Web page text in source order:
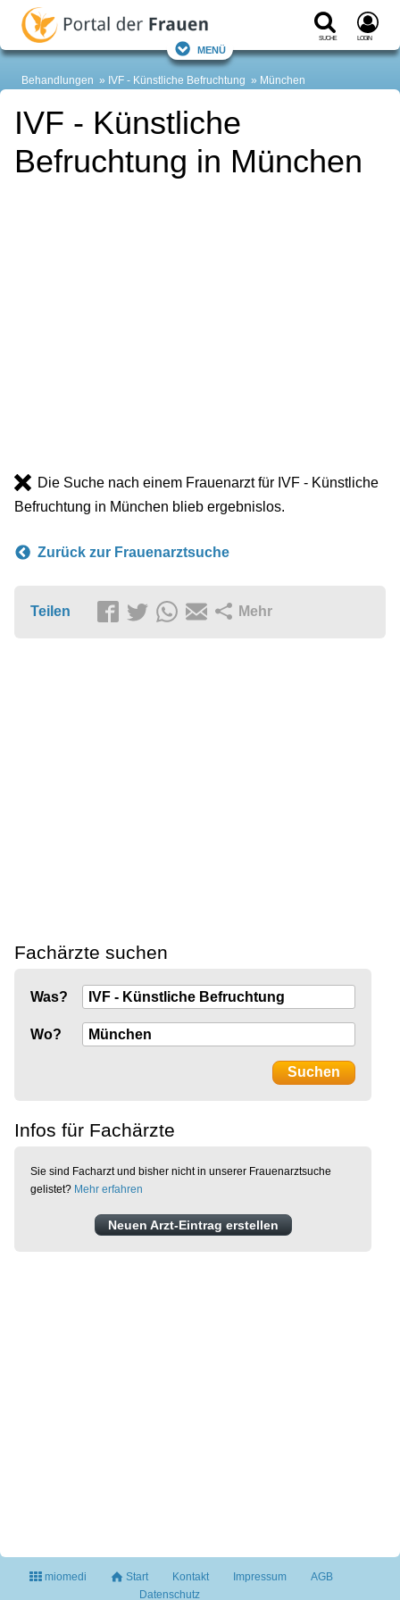
Suche Login
Menü
Behandlungen IVF - Künstliche Befruchtung München
IVF - Künstliche
Befruchtung in München
Die Suche nach einem Frauenarzt für IVF - Künstliche
Befruchtung in München blieb ergebnislos.
Zurück zur Frauenarztsuche
Teilen Mehr
Fachärzte suchen
Was?
Wo?
Infos für Fachärzte
Sie sind Facharzt und bisher nicht in unserer Frauenarztsuche
gelistet? Mehr erfahren
Neuen Arzt-Eintrag erstellen
miomedi Start Kontakt Impressum
AGB
Datenschutz